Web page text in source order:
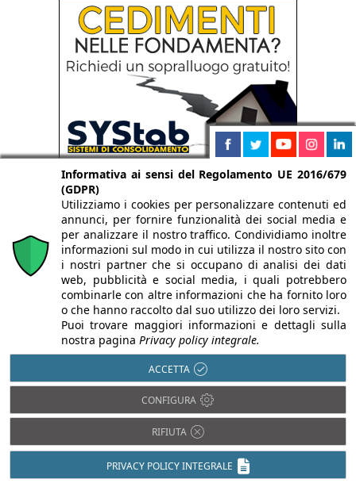
Informativa ai sensi del Regolamento UE 2016/679
(GDPR)
Utilizziamo i cookies per personalizzare contenuti ed
annunci, per fornire funzionalità dei social media e
per analizzare il nostro traffico. Condividiamo inoltre
informazioni sul modo in cui utilizza il nostro sito con
i nostri partner che si occupano di analisi dei dati
web, pubblicità e social media, i quali potrebbero
combinarle con altre informazioni che ha fornito loro
o che hanno raccolto dal suo utilizzo dei loro servizi.
Puoi trovare maggiori informazioni e dettagli sulla
nostra pagina Privacy policy integrale.
ACCETTA
CONFIGURA
RIFIUTA
PRIVACY POLICY INTEGRALE